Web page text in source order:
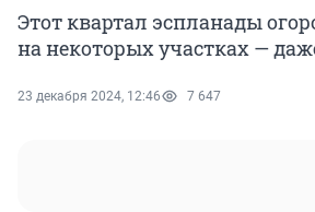
Этот квартал эспланады
на некоторых участках —
23 декабря 2024, 12:46 7 647